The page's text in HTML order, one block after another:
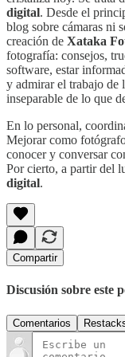
digital. Desde el
blog sobre cámaras ni
creación de Xataka
fotografía: consejos,
software, estar
y admirar el trabajo de
inseparable de lo que
En lo personal,
Mejorar como
conocer y conversar
Por cierto, a partir del
digital.
Compartir
Discusión sobre este
Comentarios